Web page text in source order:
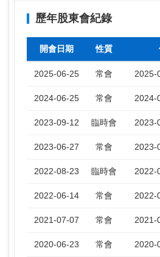
歷年股東會紀錄
開會日期 性質
2025-06-25 常會 2025-
2024-06-25 常會 2024-
2023-09-12 臨時會 2023-
2023-06-27 常會 2023-
2022-08-23 臨時會 2022-
2022-06-14 常會 2022-
2021-07-07 常會 2021-
2020-06-23 常會 2020-